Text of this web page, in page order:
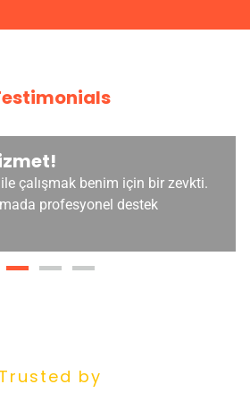
çalışmak benim için bir zevkti.
profesyonel destek
Trusted by